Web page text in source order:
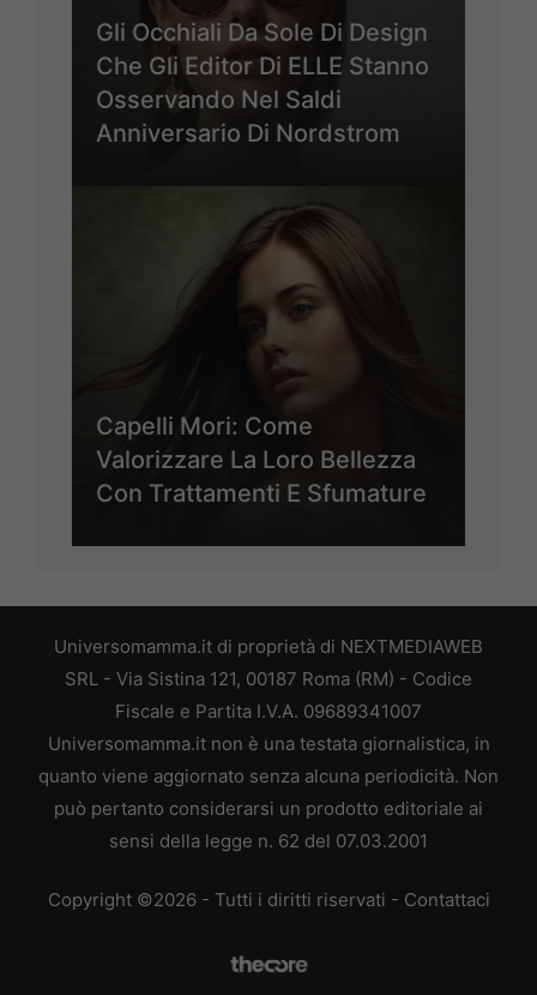
Gli Occhiali Da Sole Di Design
Che Gli Editor Di ELLE Stanno
Osservando Nel Saldi
Anniversario Di Nordstrom
Capelli Mori: Come
Valorizzare La Loro Bellezza
Con Trattamenti E Sfumature
Universomamma.it di proprietà di NEXTMEDIAWEB
SRL - Via Sistina 121, 00187 Roma (RM) - Codice
Fiscale e Partita I.V.A. 09689341007
Universomamma.it non è una testata giornalistica, in
quanto viene aggiornato senza alcuna periodicità. Non
può pertanto considerarsi un prodotto editoriale ai
sensi della legge n. 62 del 07.03.2001
Copyright ©2026 - Tutti i diritti riservati - Contattaci